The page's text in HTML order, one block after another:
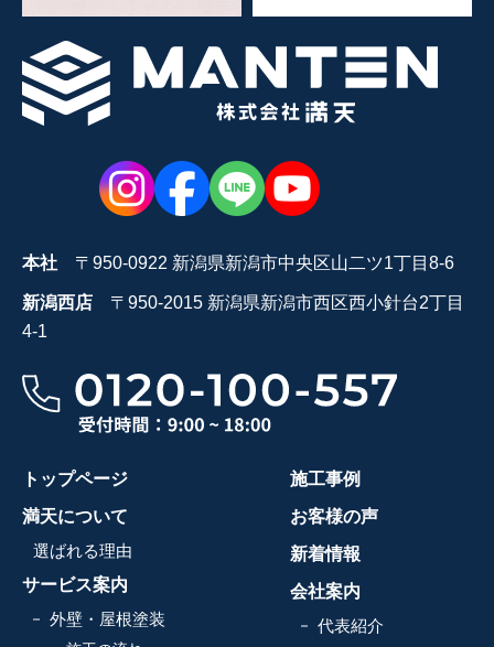
本社 〒950-0922 新潟県新潟市中央区山二ツ1丁目8-6
新潟西店 〒950-2015 新潟県新潟市西区西小針台2丁目
4-1
トップページ
満天について
選ばれる理由
サービス案内
外壁・屋根塗装
施工事例
お客様の声
新着情報
会社案内
代表紹介